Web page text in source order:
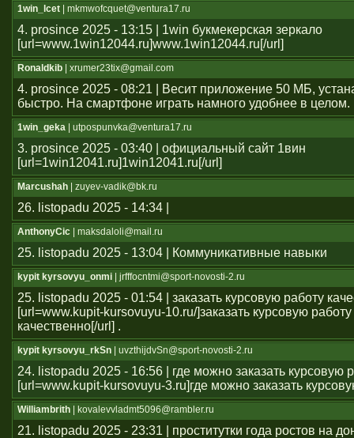
1win_lcet | mkmwofcquet@ventura17.ru
4. prosince 2025 - 13:15 | 1win букмекерская зеркало
[url=www.1win12044.ru]www.1win12044.ru[/url]
Ronaldkib | xrumer23tix@gmail.com
4. prosince 2025 - 08:21 | Весит приложение 50 МБ,
быстро. На смартфоне играть намного удобнее в целом.
1win_geka | utpospunvka@ventura17.ru
3. prosince 2025 - 03:40 | официальный сайт 1вин
[url=1win12041.ru]1win12041.ru[/url]
Marcushah | zuyev-vadik@bk.ru
26. listopadu 2025 - 14:34 |
AnthonyCic | maksdaloli@mail.ru
25. listopadu 2025 - 13:04 | Коммуникативные навыки
kypit kyrsovyu_onmi | jrfffocntmi@sport-novosti-2.ru
25. listopadu 2025 - 01:54 | заказать курсовую работу
[url=www.kupit-kursovuyu-10.ru/]заказать курсовую работу
качественно[/url] .
kypit kyrsovyu_rkSn | uvzthijdvSn@sport-novosti-2.ru
24. listopadu 2025 - 16:56 | где можно заказать курсовую
[url=www.kupit-kursovuyu-3.ru]где можно заказать
Williambrith | kovalevvladmt5096@rambler.ru
21. listopadu 2025 - 23:31 | проститутки года ростов на